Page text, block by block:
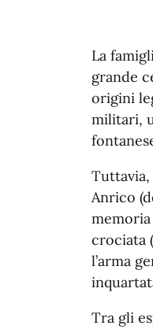
La
grande
origini
militari,
Anrico
crociata
l’arma
Tra gli